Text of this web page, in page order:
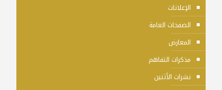
الإعلانات
الصفحات العامة
المعارض
مذكرات التفاهم
نشرات الأثنين